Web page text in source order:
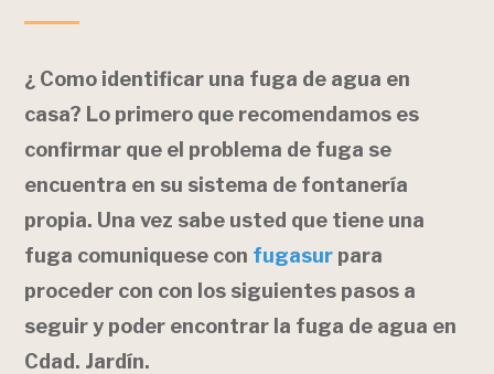
¿ Como identificar una fuga de agua en
casa? Lo primero que recomendamos es
confirmar que el problema de fuga se
encuentra en su sistema de fontanería
propia. Una vez sabe usted que tiene una
fuga comuniquese con fugasur para
proceder con con los siguientes pasos a
seguir y poder encontrar la fuga de agua en
Cdad. Jardín.